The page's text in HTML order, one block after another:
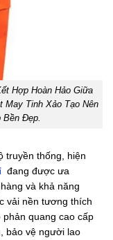
Hợp Hoàn Hảo Giữa
May Tinh Xảo Tạo Nên
Bền Đẹp.
truyền thống, hiện
đang được ưa
và khả năng
vải nền tương thích
quang cao cấp
bảo vệ người lao